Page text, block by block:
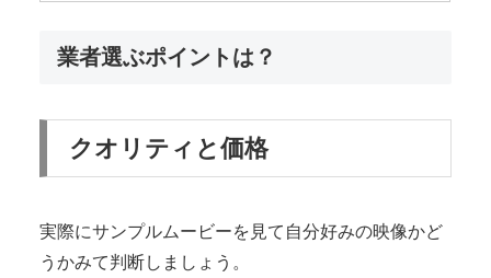
業者選ぶポイントは？
クオリティと価格
実際にサンプルムービーを見て自分好みの映像かど
うかみて判断しましょう。